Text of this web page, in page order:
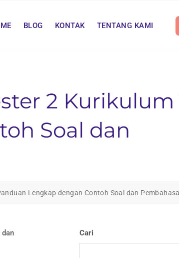
BLOG KONTAK TENTANG KAMI
2 Kurikulum
Soal dan
Lengkap dengan Contoh Soal dan
Cari